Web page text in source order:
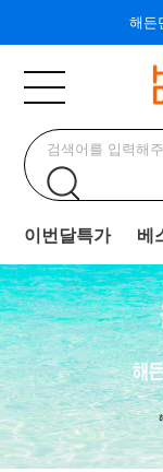
해든
이번달특가 베